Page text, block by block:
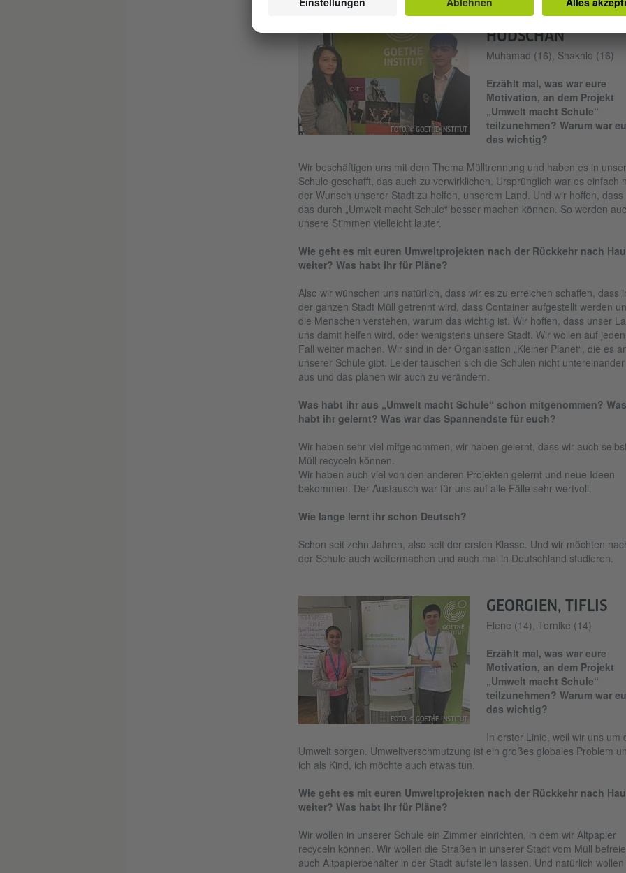
FOTO: © GOETHE-INSTITUT
TADSCHIKISTAN,
HUDSCHAN
Muhamad (16), Shakhlo (16)
Erzählt mal, was war eure
Motivation, an dem Projekt
„Umwelt macht Schule“
teilzunehmen? Warum war
das wichtig?
Wir beschäftigen uns mit dem Thema Mülltrennung und haben es in
Schule geschafft, das auch zu verwirklichen. Ursprünglich war es einfach
der Wunsch unserer Stadt zu helfen, unserem Land. Und wir hoffen, dass
das durch „Umwelt macht Schule“ besser machen können. So werden
unsere Stimmen vielleicht lauter.
Wie geht es mit euren Umweltprojekten nach der Rückkehr nach
weiter? Was habt ihr für Pläne?
Also wir wünschen uns natürlich, dass wir es zu erreichen schaffen, dass
der ganzen Stadt Müll getrennt wird, dass Container aufgestellt werden
die Menschen verstehen, warum das wichtig ist. Wir hoffen, dass unser
uns damit helfen wird, oder wenigstens unsere Stadt. Wir wollen auf jeden
Fall weiter machen. Wir sind in der Organisation „Kleiner Planet“, die es
unserer Schule gibt. Leider tauschen sich die Schulen nicht untereinander
aus und das planen wir auch zu verändern.
Was habt ihr aus „Umwelt macht Schule“ schon mitgenommen? Was
habt ihr gelernt? Was war das Spannendste für euch?
Wir haben sehr viel mitgenommen, wir haben gelernt, dass wir auch
Müll recyceln können.
Wir haben auch viel von den anderen Projekten gelernt und neue Ideen
bekommen. Der Austausch war für uns auf alle Fälle sehr wertvoll.
Wie lange lernt ihr schon Deutsch?
Schon seit zehn Jahren, also seit der ersten Klasse. Und wir möchten
der Schule auch weitermachen und auch mal in Deutschland studieren.
FOTO: © GOETHE-INSTITUT
GEORGIEN, TIFLIS
Elene (14), Tornike (14)
Erzählt mal, was war eure
Motivation, an dem Projekt
„Umwelt macht Schule“
teilzunehmen? Warum war
das wichtig?
In erster Linie, weil wir uns um
Umwelt sorgen. Umweltverschmutzung ist ein großes globales Problem
ich als Kind, ich möchte auch etwas tun.
Wie geht es mit euren Umweltprojekten nach der Rückkehr nach
weiter? Was habt ihr für Pläne?
Wir wollen in unserer Schule ein Zimmer einrichten, in dem wir Altpapier
recyceln können. Wir wollen die Straßen in unserer Stadt vom Müll
auch Altpapierbehälter in der Stadt aufstellen lassen. Und natürlich wollen